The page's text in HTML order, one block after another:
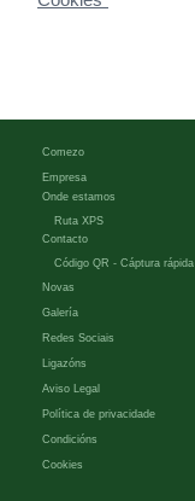
Comezo
Empresa
Onde estamos
Ruta XPS
Contacto
Código QR - Cáptura rápida
Novas
Galería
Redes Sociais
Ligazóns
Aviso Legal
Política de privacidade
Condicións
Cookies